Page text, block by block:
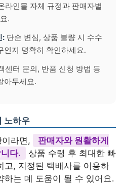
라인몰 자체 규정과 판매자별
.
: 단순 변심, 상품 불량 시 수수
인지 명확히 확인하세요.
센터 문의, 반품 신청 방법 등
아두세요.
노하우
라면,
판매자와 원활하게
다.
상품 수령 후 최대한 빠
고, 지정된 택배사를 이용하
하는 데 도움이 될 수 있어요.